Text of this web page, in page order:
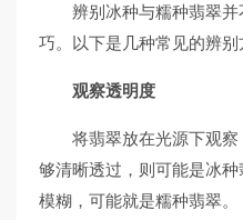
辨别冰种与糯种翡翠
巧。以下是几种常见的辨别
观察透明度
将翡翠放在光源下观
够清晰透过，则可能是冰
模糊，可能就是糯种翡翠。